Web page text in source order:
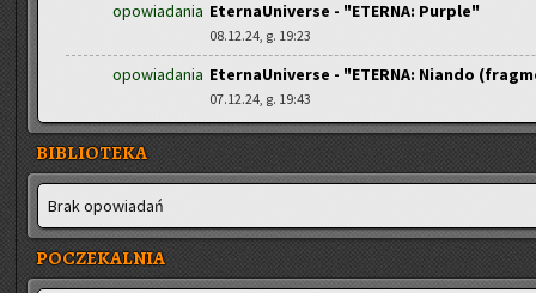
opowiadania EternaUniverse - "ETERNA: Purple"
08.12.24, g. 19:23
opowiadania EternaUniverse - "ETERNA: Niando
07.12.24, g. 19:43
BIBLIOTEKA
Brak opo­wia­dań
POCZEKALNIA